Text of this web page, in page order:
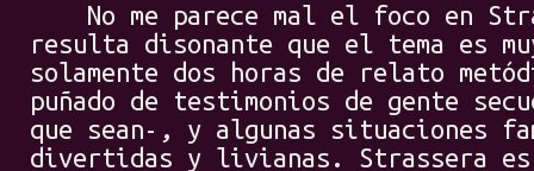
No me parece mal el foco en
resulta disonante que el tema es
solamente dos horas de relato
puñado de testimonios de gente
que sean-, y algunas situaciones
divertidas y livianas. Strassera es